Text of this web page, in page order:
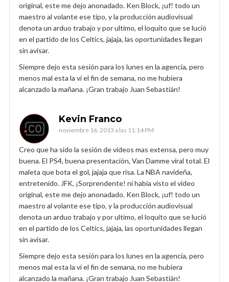
original, este me dejo anonadado. Ken Block, ¡uf! todo un
maestro al volante ese tipo, y la producción audiovisual
denota un arduo trabajo y por ultimo, el loquito que se lució
en el partido de los Celtics, jajaja, las oportunidades llegan
sin avisar.
Siempre dejo esta sesión para los lunes en la agencia, pero
menos mal esta la ví el fin de semana, no me hubiera
alcanzado la mañana. ¡Gran trabajo Juan Sebastián!
Kevin Franco
noviembre 16, 2013 a las 11:14 PM
Creo que ha sido la sesión de vídeos mas extensa, pero muy
buena. El PS4, buena presentación, Van Damme viral total. El
maleta que bota el gol, jajaja que risa. La NBA navideña,
entretenido. JFK, ¡Sorprendente! ni habia visto el video
original, este me dejo anonadado. Ken Block, ¡uf! todo un
maestro al volante ese tipo, y la producción audiovisual
denota un arduo trabajo y por ultimo, el loquito que se lució
en el partido de los Celtics, jajaja, las oportunidades llegan
sin avisar.
Siempre dejo esta sesión para los lunes en la agencia, pero
menos mal esta la ví el fin de semana, no me hubiera
alcanzado la mañana. ¡Gran trabajo Juan Sebastián!